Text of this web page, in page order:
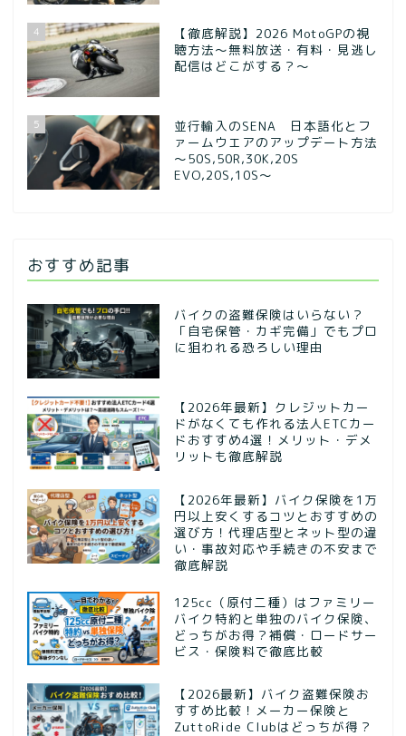
4
【徹底解説】2026 MotoGPの視
聴方法～無料放送・有料・見逃し
配信はどこがする？～
5
並行輸入のSENA 日本語化とフ
ァームウエアのアップデート方法
～50S,50R,30K,20S
EVO,20S,10S～
おすすめ記事
バイクの盗難保険はいらない？
「自宅保管・カギ完備」でもプロ
に狙われる恐ろしい理由
【2026年最新】クレジットカー
ドがなくても作れる法人ETCカー
ドおすすめ4選！メリット・デメ
リットも徹底解説
【2026年最新】バイク保険を1万
円以上安くするコツとおすすめの
選び方！代理店型とネット型の違
い・事故対応や手続きの不安まで
徹底解説
125cc（原付二種）はファミリー
バイク特約と単独のバイク保険、
どっちがお得？補償・ロードサー
ビス・保険料で徹底比較
【2026最新】バイク盗難保険お
すすめ比較！メーカー保険と
ZuttoRide Clubはどっちが得？